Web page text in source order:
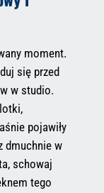
moment.
się przed
w studio.
pojawiły
dmuchnie w
schowaj
tego